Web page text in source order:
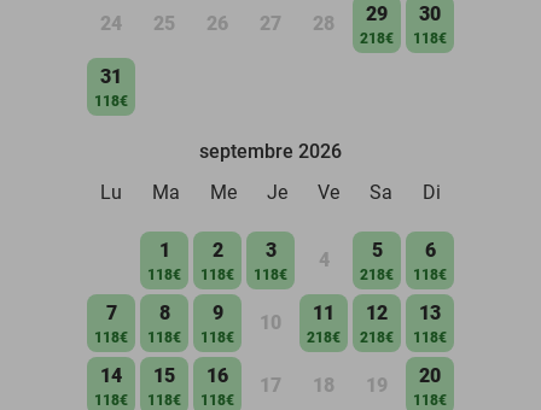
24 25 26 27 28 29
218€
30
118€
31
118€
septembre 2026
Lu
Ma Me Je Ve Sa Di
1
118€
2
118€
3
118€
4 5
218€
6
118€
7
118€
8
118€
9
118€
10 11
218€
12
218€
13
118€
14
118€
15
118€
16
118€
17 18 19 20
118€